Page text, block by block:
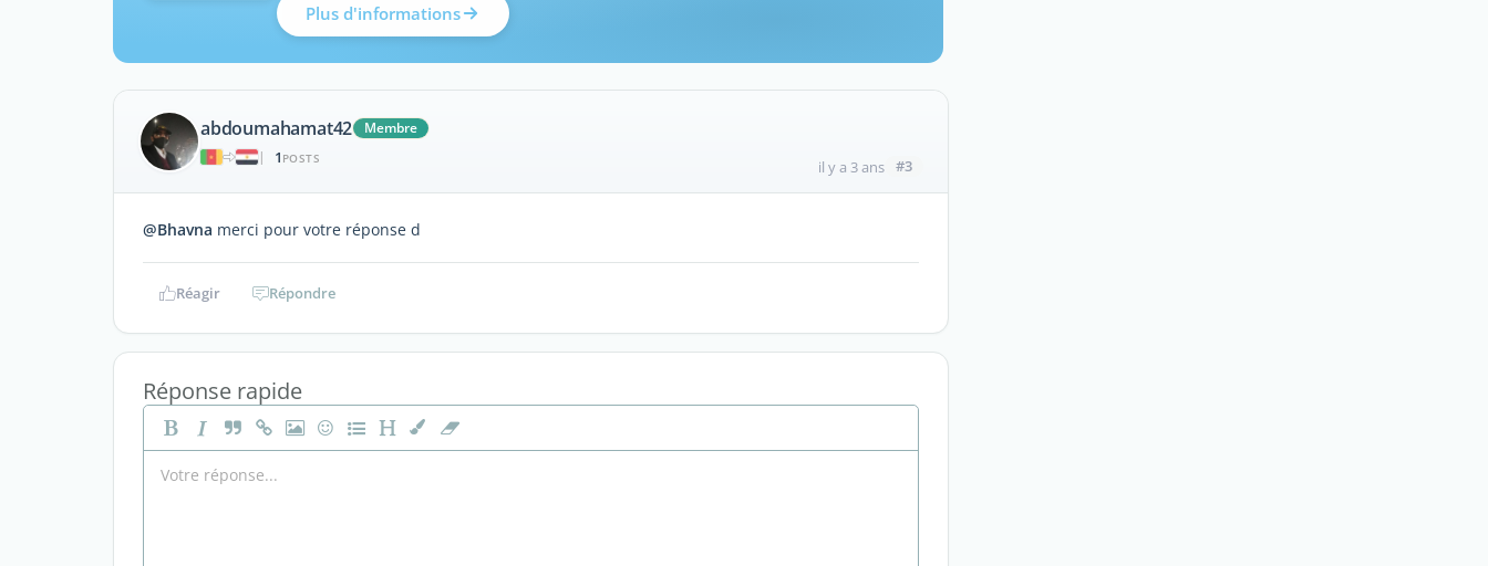
Plus d'informations
abdoumahamat42
Membre
|
1 POSTS il y a 3 ans #3
@Bhavna merci pour votre réponse d
Réagir Répondre
Réponse rapide